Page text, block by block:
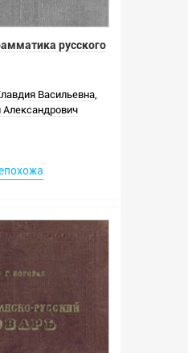
русского
Васильевна,
Александрович